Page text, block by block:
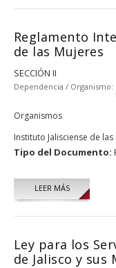
Reglamento
de las Mujeres
SECCIÓN II
Dependencia / Organismo:
Organismos
Instituto Jalisciense de las
Tipo del Documento:
LEER MÁS
Ley para los
de Jalisco y sus